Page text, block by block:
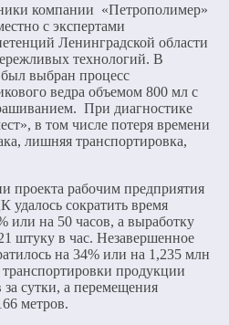
компании «Петрополимер»
с экспертами
Ленинградской области
технологий. В
был выбран процесс
ведра объемом 800 мл с
При диагностике
в том числе потеря времени
лишняя транспортировка,
проекта рабочим предприятия
удалось сократить время
или на 50 часов, а выработку
штуку в час. Незавершенное
на 34% или на 1,235 млн
продукции
за сутки, а перемещения
метров.